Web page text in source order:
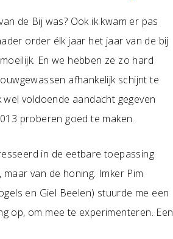
de Bij was? Ook ik kwam er pas
order élk jaar het jaar van de bij
En we hebben ze zo hard
afhankelijk schijnt te
wel voldoende aandacht gegeven
proberen goed te maken.
in de eetbare toepassing
van de honing. Imker Pim
en Giel Beelen) stuurde me een
op, om mee te experimenteren. Een